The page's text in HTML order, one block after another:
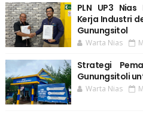
PLN UP3
Kerja Industri
Gunungsitol
Warta Nias
Strategi
Gunungsitoli
Warta Nias